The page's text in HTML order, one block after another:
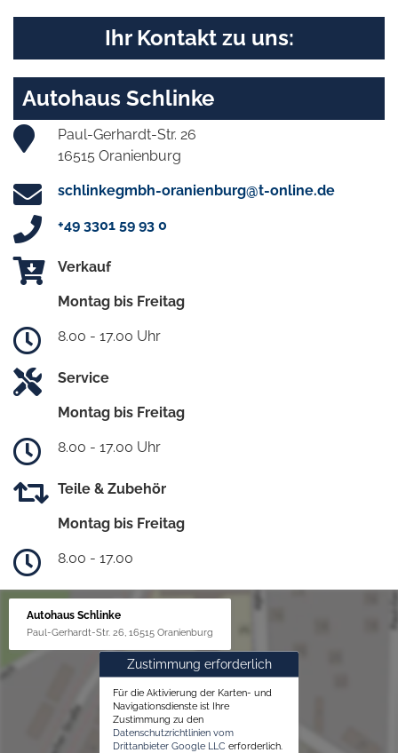
Ihr Kontakt zu uns:
Autohaus Schlinke
Paul-Gerhardt-Str. 26
16515 Oranienburg
schlinkegmbh-oranienburg@t-online.de
+49 3301 59 93 0
Verkauf
Montag bis Freitag
8.00 - 17.00 Uhr
Service
Montag bis Freitag
8.00 - 17.00 Uhr
Teile & Zubehör
Montag bis Freitag
8.00 - 17.00
Autohaus Schlinke
Paul-Gerhardt-Str. 26, 16515 Oranienburg
Zustimmung erforderlich
Für die Aktivierung der Karten- und
Navigationsdienste ist Ihre
Zustimmung zu den
Datenschutzrichtlinien vom
Drittanbieter Google LLC erforderlich.